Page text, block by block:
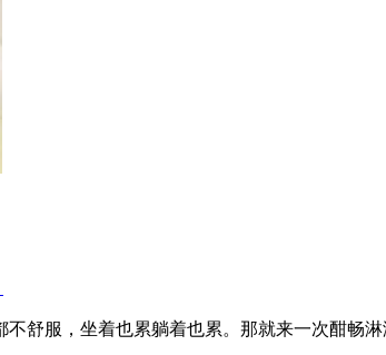
舒服，坐着也累躺着也累。那就来一次酣畅